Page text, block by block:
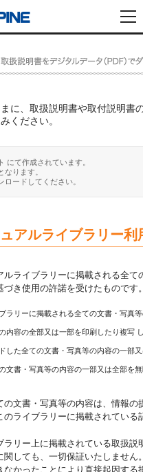
に、取扱説明書や取付説明書
ください。
にて作成されています。
ります。
ードしてください。
アルライブラリー利
ライブラリーに掲載される全
き使用の許諾を受けたもので
ラリーに掲載される全ての文書・写真
内容の全部又は一部を印刷したり複写
した全ての文書・写真等の内容の一
文書・写真等の内容の一部又は全部を
文書・写真等の内容は、情報
のライブラリーに掲載されてい
リー上に掲載されている取扱
しても、一切保証いたしませ
かったことにより直接起因す